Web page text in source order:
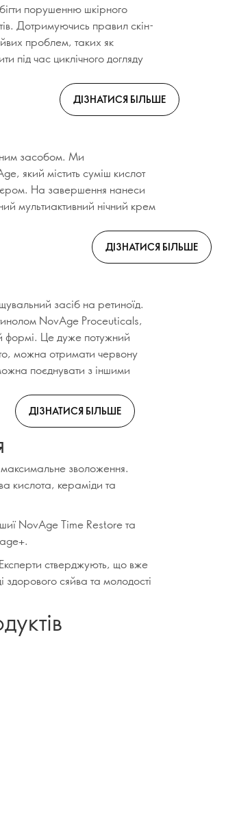
порушенню шкірного
Дотримуючись правил скін-
проблем, таких як
під час циклічного догляду
ДІЗНАТИСЯ БІЛЬШЕ
засобом. Ми
який містить суміш кислот
На завершення нанеси
мультиактивний нічний крем
ДІЗНАТИСЯ БІЛЬШЕ
засіб на ретиноїд.
NovAge Proceuticals,
формі. Це дуже потужний
можна отримати червону
поєднувати з іншими
ДІЗНАТИСЯ БІЛЬШЕ
максимальне зволоження.
кислота, кераміди та
NovAge Time Restore та
стверджують, що вже
здорового сяйва та молодості